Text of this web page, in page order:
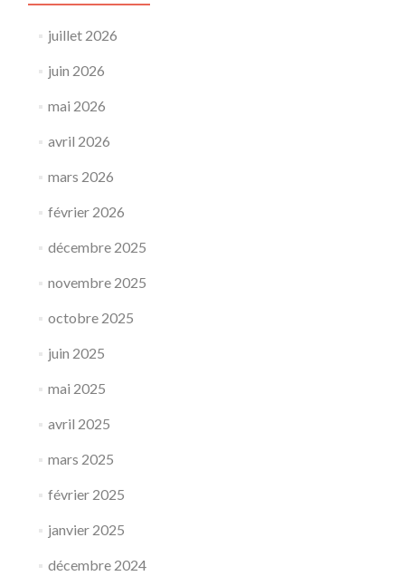
juillet 2026
juin 2026
mai 2026
avril 2026
mars 2026
février 2026
décembre 2025
novembre 2025
octobre 2025
juin 2025
mai 2025
avril 2025
mars 2025
février 2025
janvier 2025
décembre 2024